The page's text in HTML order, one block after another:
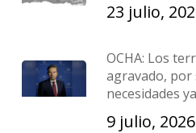
23 julio,
OCHA: Los
agravado, por
necesidades
9 julio, 2026